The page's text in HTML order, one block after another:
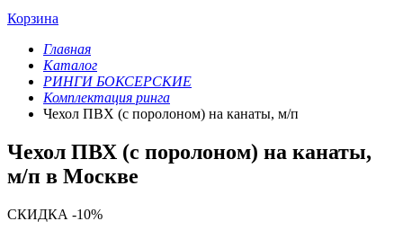
Корзина
Главная
Каталог
РИНГИ БОКСЕРСКИЕ
Комплектация ринга
Чехол ПВХ (с поролоном) на канаты, м/п
Чехол ПВХ (с поролоном) на канаты,
м/п в Москве
СКИДКА -10%